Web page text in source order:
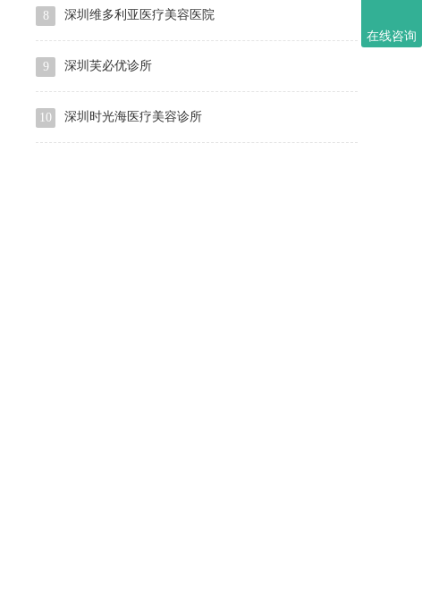
在线咨询
8 深圳维多利亚医疗美容医院
9 深圳芙必优诊所
10 深圳时光海医疗美容诊所